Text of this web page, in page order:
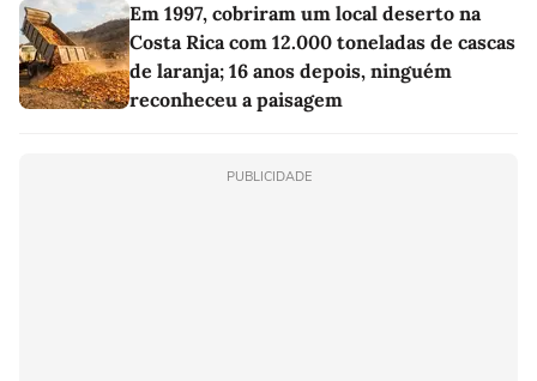
Em 1997, cobriram um local deserto na
Costa Rica com 12.000 toneladas de cascas
de laranja; 16 anos depois, ninguém
reconheceu a paisagem
PUBLICIDADE